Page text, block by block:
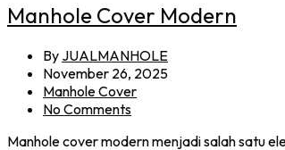
Manhole Cover Modern
By JUALMANHOLE
November 26, 2025
Manhole Cover
No Comments
Manhole cover modern menjadi salah satu